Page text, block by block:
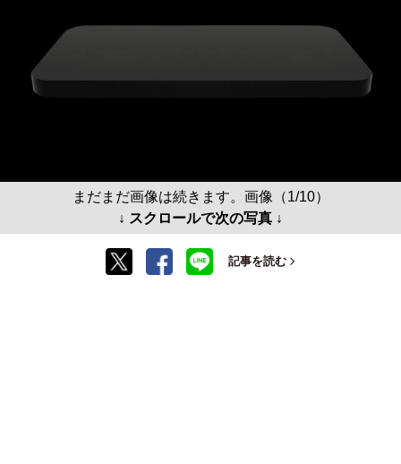
まだまだ画像は続きます。画像（1/10）
↓ スクロールで次の写真 ↓
記事を読む